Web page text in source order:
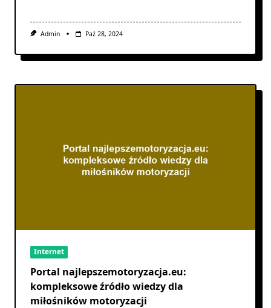
Admin Paź 28, 2024
Internet
Portal najlepszemotoryzacja.eu:
kompleksowe źródło wiedzy dla
miłośników motoryzacji